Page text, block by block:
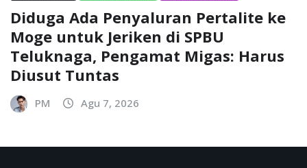
Diduga Ada Penyaluran Pertalite ke
Moge untuk Jeriken di SPBU
Teluknaga, Pengamat Migas: Harus
Diusut Tuntas
PM Agu 7, 2026